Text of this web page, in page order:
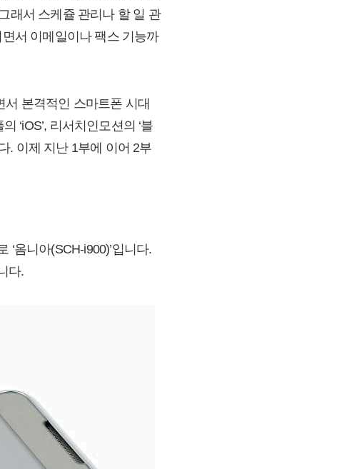
래서 스케쥴 관리나 할 일 관
서 이메일이나 팩스 기능까
본격적인 스마트폰 시대
‘iOS’, 리서치인모션의 ‘블
. 이제 지난 1부에 이어 2부
옴니아(SCH-i900)’입니다.
다.